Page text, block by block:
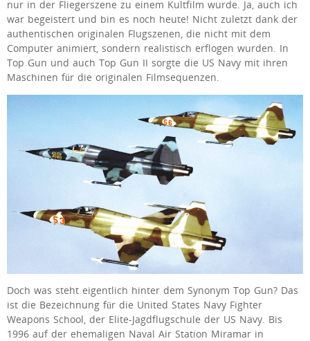
nur in der Fliegerszene zu einem Kultfilm wurde. Ja, auch ich
war begeistert und bin es noch heute! Nicht zuletzt dank der
authentischen originalen Flugszenen, die nicht mit dem
Computer animiert, sondern realistisch erflogen wurden. In
Top Gun und auch Top Gun II sorgte die US Navy mit ihren
Maschinen für die originalen Filmsequenzen.
Doch was steht eigentlich hinter dem Synonym Top Gun? Das
ist die Bezeichnung für die United States Navy Fighter
Weapons School, der Elite-Jagdflugschule der US Navy. Bis
1996 auf der ehemaligen Naval Air Station Miramar in